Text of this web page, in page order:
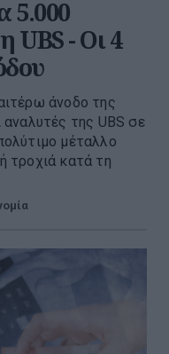
5.000
UBS - Οι 4
άνοδο της
της UBS σε
μέταλλο
τροχιά κατά τη